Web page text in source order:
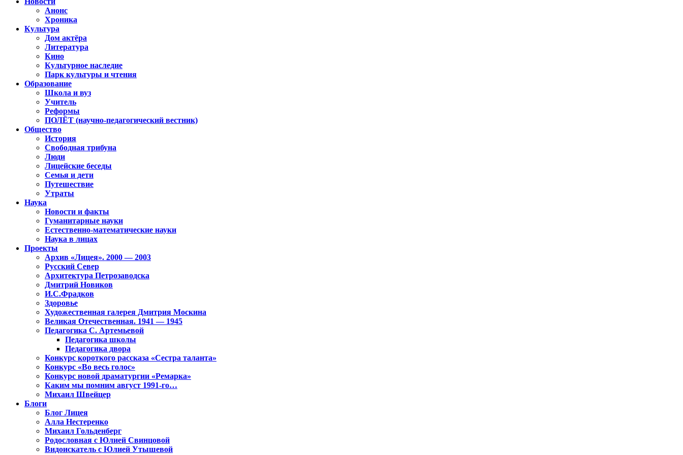
Анонс
Хроника
Культура
Дом актёра
Литература
Кино
Культурное наследие
Парк культуры и чтения
Образование
Школа и вуз
Учитель
Реформы
ПОЛЁТ (научно-педагогический вестник)
Общество
История
Свободная трибуна
Люди
Лицейские беседы
Семья и дети
Путешествие
Утраты
Наука
Новости и факты
Гуманитарные науки
Естественно-математические науки
Наука в лицах
Проекты
Архив «Лицея». 2000 — 2003
Русский Север
Архитектура Петрозаводска
Дмитрий Новиков
И.С.Фрадков
Здоровье
Художественная галерея Дмитрия Москина
Великая Отечественная. 1941 — 1945
Педагогика С. Артемьевой
Педагогика школы
Педагогика двора
Конкурс короткого рассказа «Сестра таланта»
Конкурс «Во весь голос»
Конкурс новой драматургии «Ремарка»
Каким мы помним август 1991-го…
Михаил Швейцер
Блоги
Блог Лицея
Алла Нестеренко
Михаил Гольденберг
Родословная с Юлией Свинцовой
Видоискатель с Юлией Утышевой